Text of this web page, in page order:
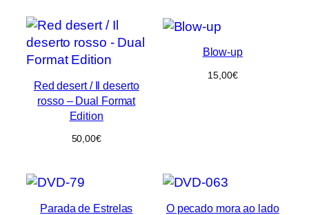
Red desert / Il deserto
rosso – Dual Format
Edition
50,00€
Blow-up
15,00€
Parada de Estrelas
O pecado mora ao lado